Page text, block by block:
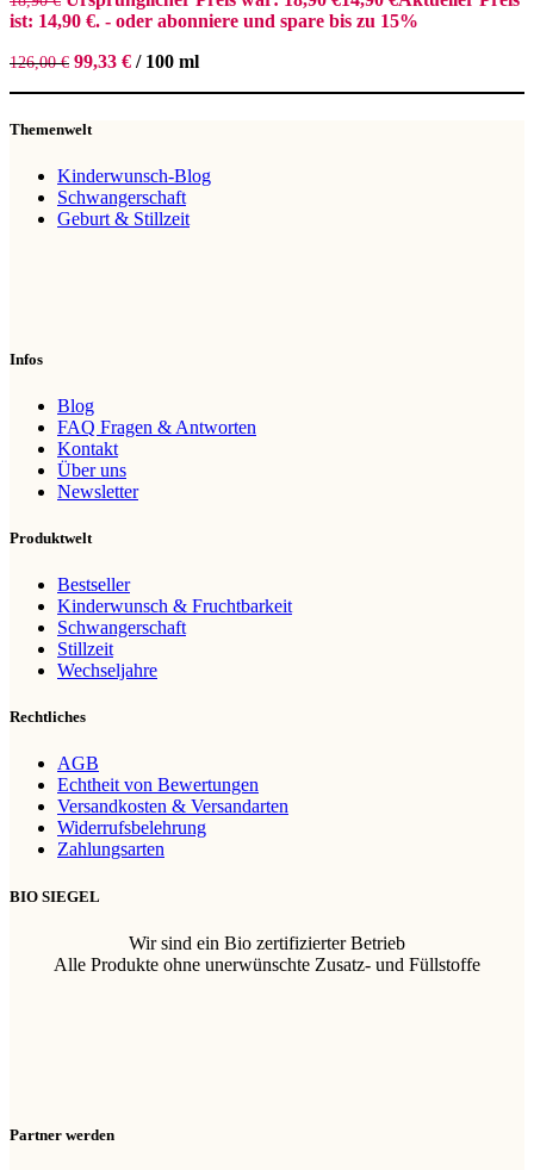
ist: 14,90 €. - oder abonniere und spare bis zu 15%
126,00€ 99,33 € / 100 ml
Themenwelt
Kinderwunsch-Blog
Schwangerschaft
Geburt & Stillzeit
Infos
Blog
FAQ Fragen & Antworten
Kontakt
Über uns
Newsletter
Produktwelt
Bestseller
Kinderwunsch & Fruchtbarkeit
Schwangerschaft
Stillzeit
Wechseljahre
Rechtliches
AGB
Echtheit von Bewertungen
Versandkosten & Versandarten
Widerrufsbelehrung
Zahlungsarten
BIO SIEGEL
Wir sind ein Bio zertifizierter Betrieb
Alle Produkte ohne unerwünschte Zusatz- und Füllstoffe
Partner werden